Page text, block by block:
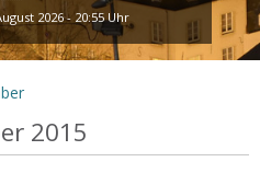
2026 - 20:55 Uhr
2015